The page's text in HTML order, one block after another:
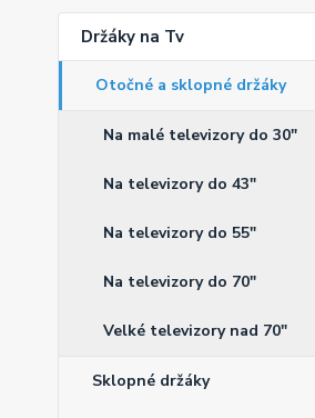
Držáky na Tv
Otočné a sklopné držáky
Na malé televizory do 30"
Na televizory do 43"
Na televizory do 55"
Na televizory do 70"
Velké televizory nad 70"
Sklopné držáky